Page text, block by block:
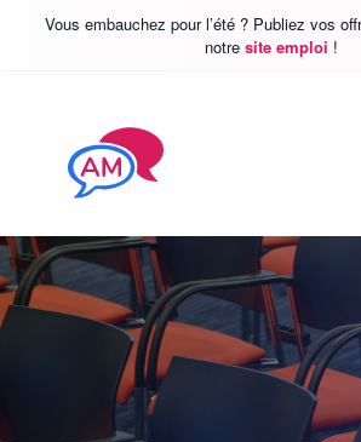
Vous embauchez pour l’été ? Publiez vos
notre site emploi !